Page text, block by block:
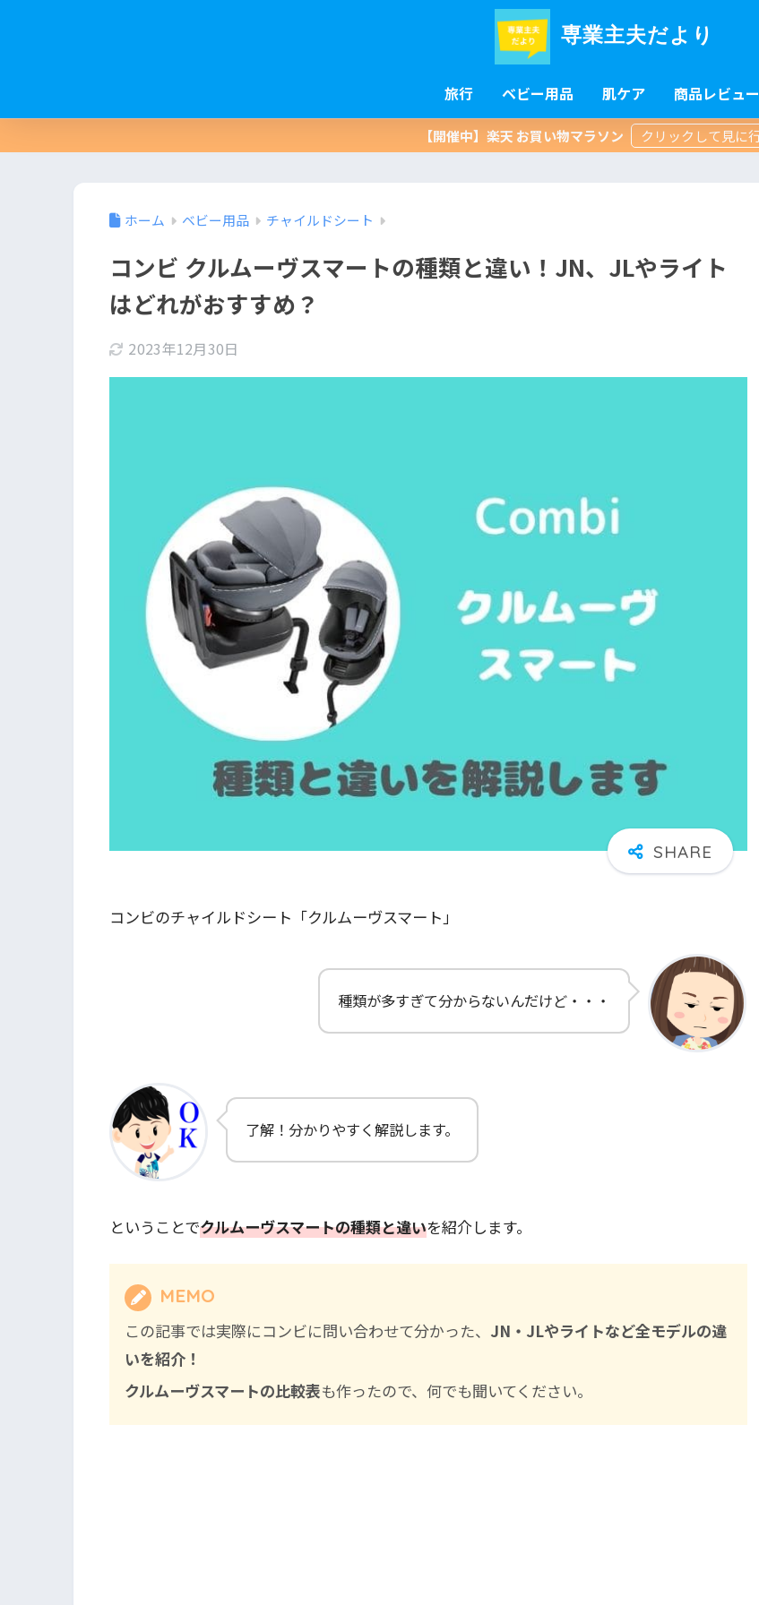
専業主夫だより
旅行 ベビー用品 肌ケア 商品レビュー
【開催中】楽天 お買い物マラソン
ホーム ベビー用品 チャイルドシート
コンビ クルムーヴスマートの種類と違い！JN、JLやライト
はどれがおすすめ？
2023年12月30日
コンビのチャイルドシート「クルムーヴスマート」
種類が多すぎて分からないんだけど・・・
了解！分かりやすく解説します。
ということでクルムーヴスマートの種類と違いを紹介します。
MEMO
この記事では実際にコンビに問い合わせて分かった、 JN・JLやライトなど全モデルの違
いを紹介！
クルムーヴスマートの比較表も作ったので、何でも聞いてください。